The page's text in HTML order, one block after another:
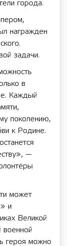
города.
награжден
задачи.
в
Каждый
поколению,
к Родине.
—
может
и
Великой
военной
героя можно